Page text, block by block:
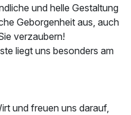
p.P. ab 522,00 €
und helle Gestaltung
Geborgenheit aus, auch
verzaubern!
liegt uns besonders am
und freuen uns darauf,